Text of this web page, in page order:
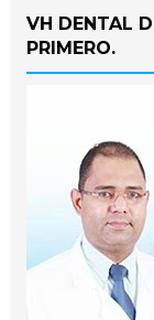
VH DENTAL
PRIMERO.